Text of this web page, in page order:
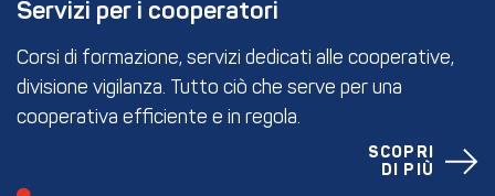
Servizi per i cooperatori
Corsi di formazione, servizi dedicati alle cooperative,
divisione vigilanza. Tutto ciò che serve per una
cooperativa efficiente e in regola.
SCOPRI
DI PIÙ